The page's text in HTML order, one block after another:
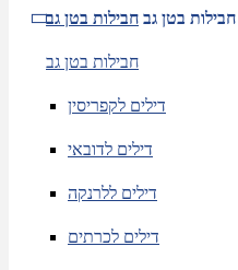
חבילות בטן גב חבילות בטן גב
חבילות בטן גב
דילים לקפריסין
דילים לדובאי
דילים ללרנקה
דילים לכרתים